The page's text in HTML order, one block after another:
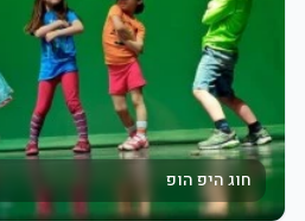
חוג היפ הופ